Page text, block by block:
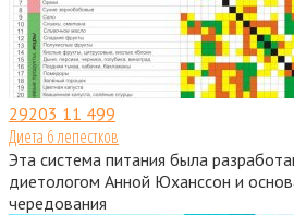
29203 11 499
Диета 6 лепестков
Эта система питания была
диетологом Анной Юханссон и
чередования